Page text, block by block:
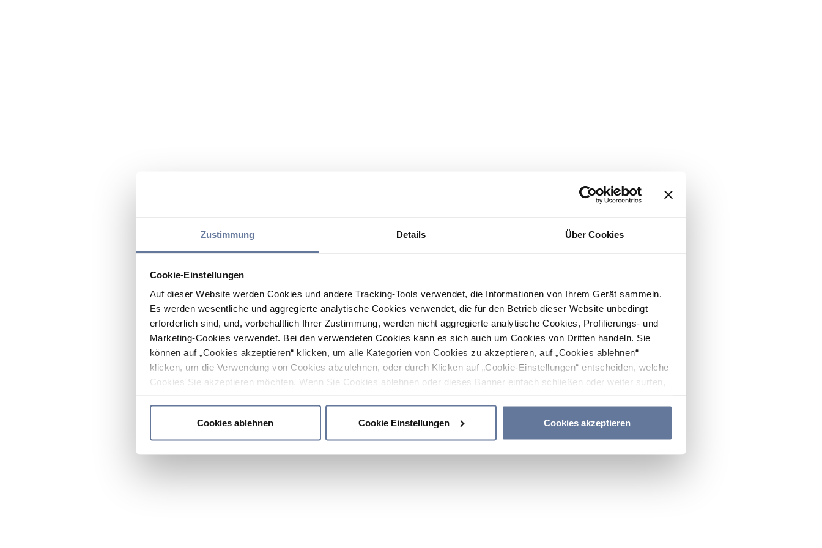
Zustimmung Details Über Cookies
Cookie-Einstellungen
Auf dieser Website werden Cookies und andere Tracking-Tools verwendet, die Informationen von Ihrem Gerät sammeln.
Es werden wesentliche und aggregierte analytische Cookies verwendet, die für den Betrieb dieser Website unbedingt
erforderlich sind, und, vorbehaltlich Ihrer Zustimmung, werden nicht aggregierte analytische Cookies, Profilierungs- und
Marketing-Cookies verwendet. Bei den verwendeten Cookies kann es sich auch um Cookies von Dritten handeln. Sie
können auf „Cookies akzeptieren“ klicken, um alle Kategorien von Cookies zu akzeptieren, auf „Cookies ablehnen“
klicken, um die Verwendung von Cookies abzulehnen, oder durch Klicken auf „Cookie-Einstellungen“ entscheiden, welche
Cookies Sie akzeptieren möchten. Wenn Sie Cookies ablehnen oder dieses Banner einfach schließen oder weiter surfen,
Cookies ablehnen
Cookie Einstellungen Cookies akzeptieren